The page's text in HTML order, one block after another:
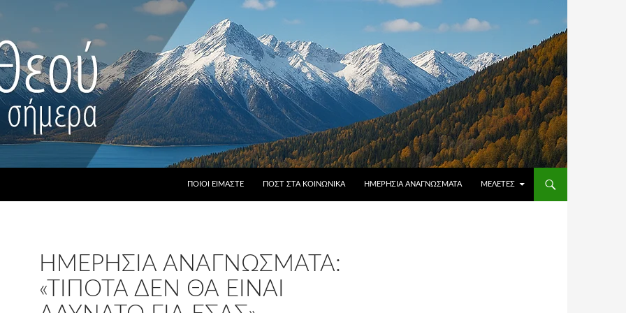
ΠΟΙΟΙ ΕΊΜΑΣΤΕ ΠΟΣΤ ΣΤΑ ΚΟΙΝΩΝΙΚΆ ΗΜΕΡΉΣΙΑ ΑΝΑΓΝΏΣΜΑΤΑ ΜΕΛΈΤΕΣ
ΗΜΕΡΉΣΙΑ ΑΝΑΓΝΏΣΜΑΤΑ:
«ΤΊΠΟΤΑ ΔΕΝ ΘΑ ΕΊΝΑΙ